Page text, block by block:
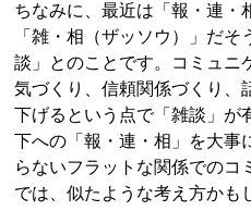
ちなみに、最近は「報・連・
「雑・相（ザッソウ）」だ
談」とのことです。コミュニ
気づくり、信頼関係づくり、
下げるという点で「雑談」が
下への「報・連・相」を大事
らないフラットな関係でのコ
では、似たような考え方かも